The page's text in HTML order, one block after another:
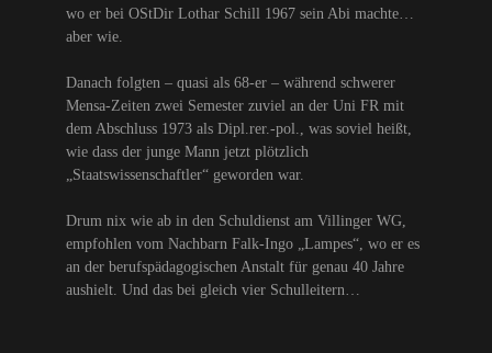
wo er bei OStDir Lothar Schill 1967 sein Abi machte…
aber wie.
Danach folgten – quasi als 68-er – während schwerer
Mensa-Zeiten zwei Semester zuviel an der Uni FR mit
dem Abschluss 1973 als Dipl.rer.-pol., was soviel heißt,
wie dass der junge Mann jetzt plötzlich
„Staatswissenschaftler“ geworden war.
Drum nix wie ab in den Schuldienst am Villinger WG,
empfohlen vom Nachbarn Falk-Ingo „Lampes“, wo er es
an der berufspädagogischen Anstalt für genau 40 Jahre
aushielt. Und das bei gleich vier Schulleitern…